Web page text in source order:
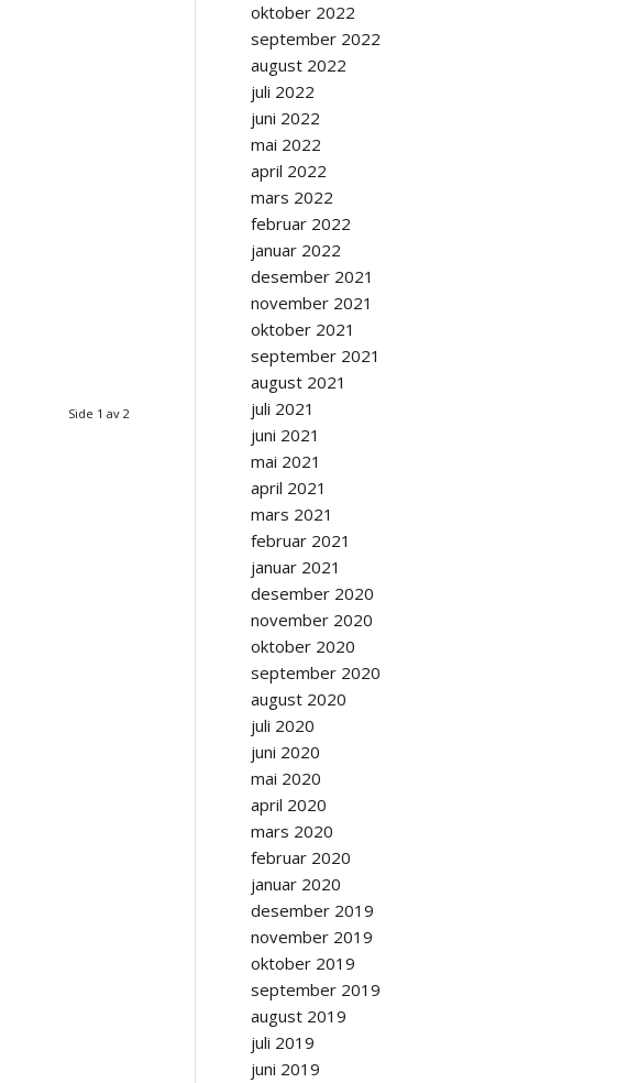
Side 1 av 2
oktober 2022
september 2022
august 2022
juli 2022
juni 2022
mai 2022
april 2022
mars 2022
februar 2022
januar 2022
desember 2021
november 2021
oktober 2021
september 2021
august 2021
juli 2021
juni 2021
mai 2021
april 2021
mars 2021
februar 2021
januar 2021
desember 2020
november 2020
oktober 2020
september 2020
august 2020
juli 2020
juni 2020
mai 2020
april 2020
mars 2020
februar 2020
januar 2020
desember 2019
november 2019
oktober 2019
september 2019
august 2019
juli 2019
juni 2019